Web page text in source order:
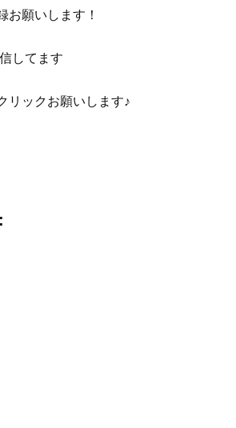
お願いします！
してます
リックお願いします♪